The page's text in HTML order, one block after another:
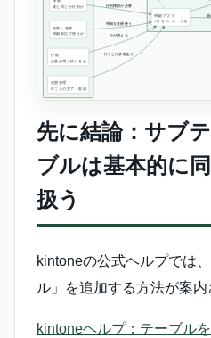
先に結論：サブ
ブルは基本的に
扱う
kintoneの公式ヘルプでは
ル」を追加する方法が案内
kintoneヘルプ：テーブル